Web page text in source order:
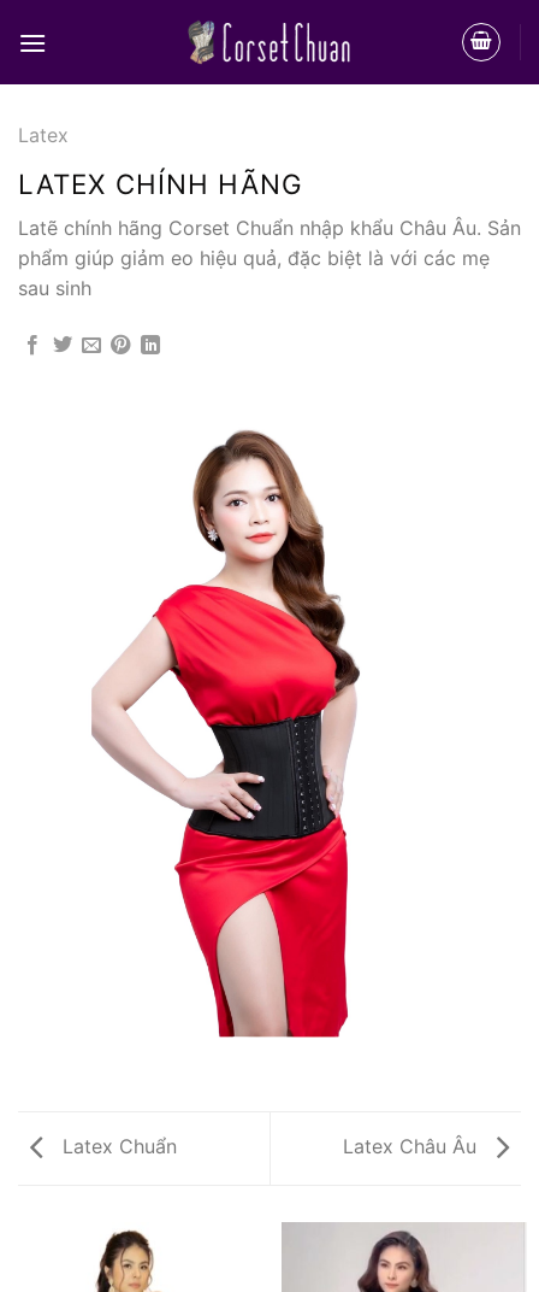
qua
Latex
LATEX CHÍNH HÃNG
Latẽ chính hãng Corset Chuẩn nhập khẩu Châu Âu. Sản
phẩm giúp giảm eo hiệu quả, đặc biệt là với các mẹ
sau sinh
Latex Chuẩn Latex Châu Âu